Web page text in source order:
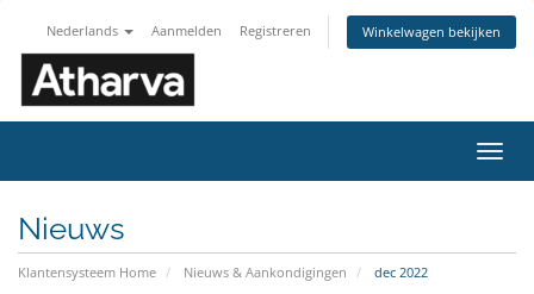
Nederlands Aanmelden Registreren Winkelwagen bekijken
in-/
Nieuws
Klantensysteem Home Nieuws & Aankondigingen dec 2022